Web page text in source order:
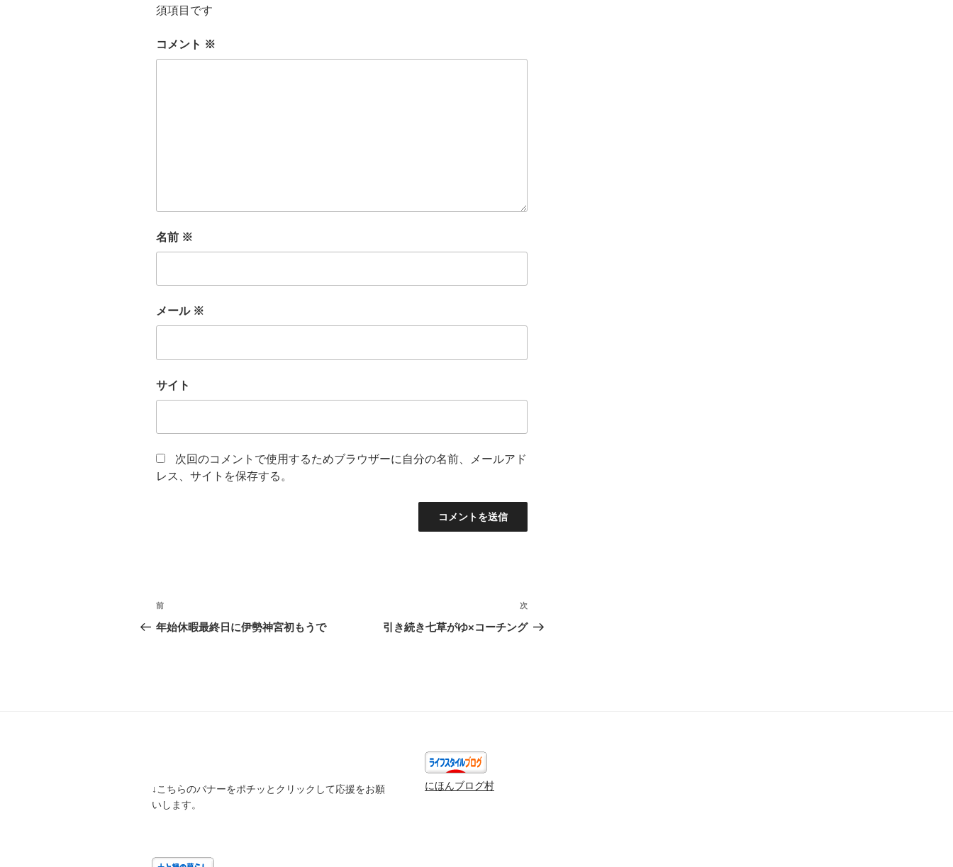
須項目です
コメント ※
名前 ※
メール ※
サイト
次回のコメントで使用するためブラウザーに自分の名前、メールアド
レス、サイトを保存する。
投
稿
ン
前
の
前
年始休暇最終日に伊勢神宮初もうで
次
の
次
引き続き七草がゆ×コーチング
↓こちらのバナーをポチッとクリックして応援をお願
いします。
にほんブログ村